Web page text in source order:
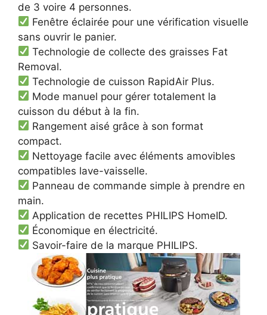
de 3 voire 4 personnes.
Fenêtre éclairée pour une vérification visuelle
sans ouvrir le panier.
Technologie de collecte des graisses Fat
Removal.
Technologie de cuisson RapidAir Plus.
Mode manuel pour gérer totalement la
cuisson du début à la fin.
Rangement aisé grâce à son format
compact.
Nettoyage facile avec éléments amovibles
compatibles lave-vaisselle.
Panneau de commande simple à prendre en
main.
Application de recettes PHILIPS HomeID.
Économique en électricité.
Savoir-faire de la marque PHILIPS.